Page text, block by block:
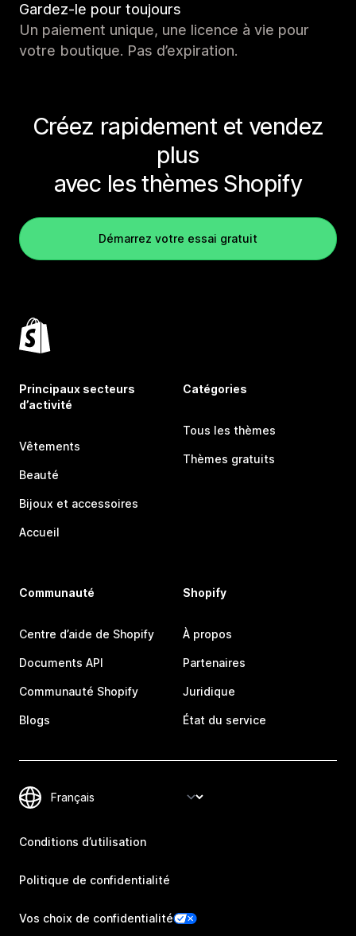
Gardez-le pour toujours
Un paiement unique, une licence à vie pour
votre boutique. Pas d’expiration.
Créez rapidement et vendez
plus
avec les thèmes Shopify
Démarrez votre essai gratuit
Principaux secteurs
d’activité
Vêtements
Beauté
Bijoux et accessoires
Accueil
Catégories
Tous les thèmes
Thèmes gratuits
Communauté
Centre d’aide de Shopify
Documents API
Communauté Shopify
Blogs
Shopify
À propos
Partenaires
Juridique
État du service
Conditions d’utilisation
Politique de confidentialité
Vos choix de confidentialité